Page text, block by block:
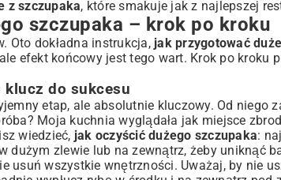
z dużego szczupaka
z szczupaka, które smakuje jak z najlepszej
szczupaka – krok po kroku
Oto dokładna instrukcja, jak przygotować
efekt końcowy jest tego wart. Krok po kroku
klucz do sukcesu
etap, ale absolutnie kluczowy. Od niego
Moja kuchnia wyglądała jak miejsce
wiedzieć, jak oczyścić dużego szczupaka:
dużym zlewie lub na zewnątrz, żeby uniknąć
usuń wszystkie wnętrzności. Uważaj, by nie